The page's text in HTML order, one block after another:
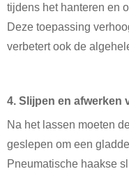
tijdens het hanteren en
Deze toepassing
verbetert ook de
4. Slijpen en afwerken
Na het lassen moeten
geslepen om een
Pneumatische haakse